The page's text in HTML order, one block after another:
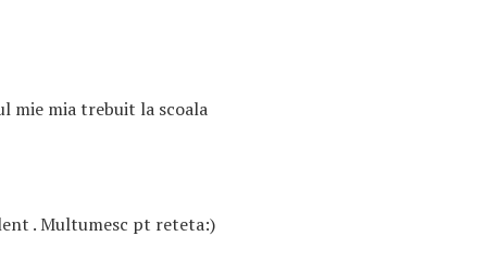
mie mia trebuit la scoala
. Multumesc pt reteta:)